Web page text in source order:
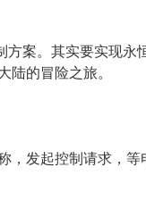
案。其实要实现永
的冒险之旅。
，发起控制请求，